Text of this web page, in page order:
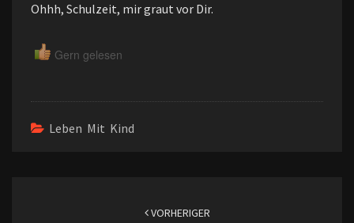
Ohhh, Schulzeit, mir graut vor Dir.
Gern gelesen
Leben Mit Kind
VORHERIGER